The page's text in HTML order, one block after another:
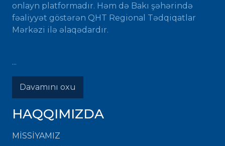
onlayn platformadır. Həm də Bakı şəhərində
fəaliyyət göstərən QHT Regional Tədqiqatlar
Mərkəzi ilə əlaqədardır.
...
Davamını oxu
HAQQIMIZDA
MISSIYAMIZ